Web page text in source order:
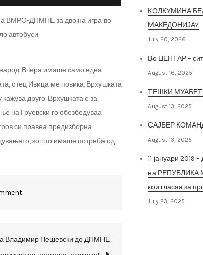
ВМРО-ДПМНЕ за двојна игра во
автобуси.
Вчера имаше само една
отец Ивица ме повика. Врхушката
друго. Врхушката е за
на Груевски го обезбедуваа
си правеа предизборна
зошто имаше потреба од
Владимир Пешевски до ДПМНЕ
КОЛКУМИНА
МАКЕДОНИЈА?
July 20, 2026
Во ЦЕНТАР –
August 16, 2025
ТЕШКИ МУАБЕТИ
August 13, 2025
САЈБЕР
August 13, 2025
11 јануари 2019
на РЕПУБЛИКА
кои гласаа за
July 23, 2025